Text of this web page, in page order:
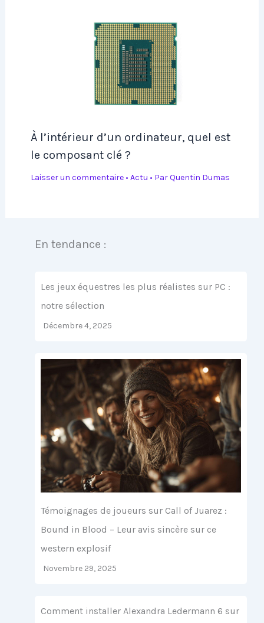
À l’intérieur d’un ordinateur, quel est
le composant clé ?
Laisser un commentaire • Actu • ParQuentin Dumas
En tendance :
Les jeux équestres les plus réalistes sur PC :
notre sélection
Décembre 4, 2025
Témoignages de joueurs sur Call of Juarez :
Bound in Blood – Leur avis sincère sur ce
western explosif
Novembre 29, 2025
Comment installer Alexandra Ledermann 6 sur